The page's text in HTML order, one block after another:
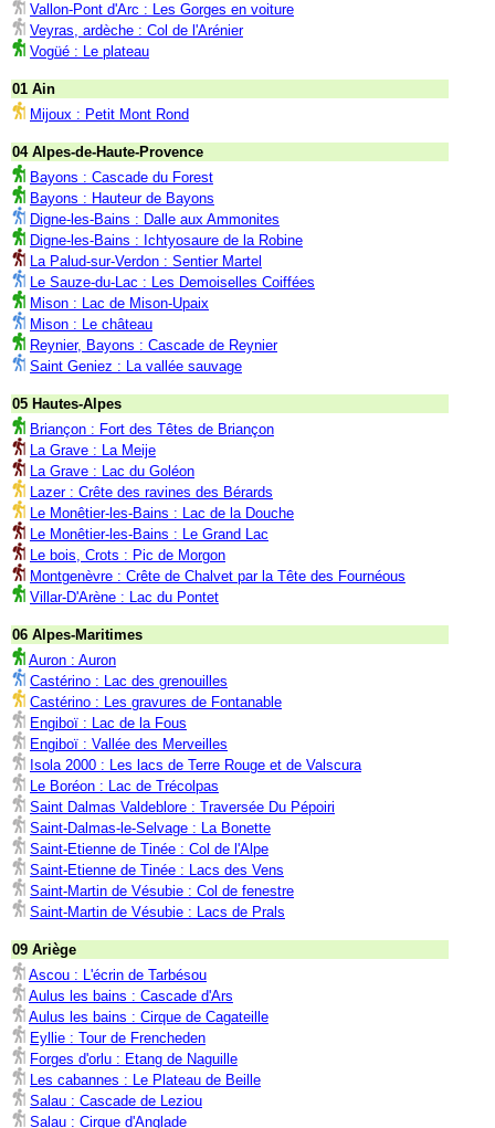
Vallon-Pont d'Arc : Les Gorges en voiture
Veyras, ardèche : Col de l'Arénier
Vogüé : Le plateau
01 Ain
Mijoux : Petit Mont Rond
04 Alpes-de-Haute-Provence
Bayons : Cascade du Forest
Bayons : Hauteur de Bayons
Digne-les-Bains : Dalle aux Ammonites
Digne-les-Bains : Ichtyosaure de la Robine
La Palud-sur-Verdon : Sentier Martel
Le Sauze-du-Lac : Les Demoiselles Coiffées
Mison : Lac de Mison-Upaix
Mison : Le château
Reynier, Bayons : Cascade de Reynier
Saint Geniez : La vallée sauvage
05 Hautes-Alpes
Briançon : Fort des Têtes de Briançon
La Grave : La Meije
La Grave : Lac du Goléon
Lazer : Crête des ravines des Bérards
Le Monêtier-les-Bains : Lac de la Douche
Le Monêtier-les-Bains : Le Grand Lac
Le bois, Crots : Pic de Morgon
Montgenèvre : Crête de Chalvet par la Tête des Fournéous
Villar-D'Arène : Lac du Pontet
06 Alpes-Maritimes
Auron : Auron
Castérino : Lac des grenouilles
Castérino : Les gravures de Fontanable
Engiboï : Lac de la Fous
Engiboï : Vallée des Merveilles
Isola 2000 : Les lacs de Terre Rouge et de Valscura
Le Boréon : Lac de Trécolpas
Saint Dalmas Valdeblore : Traversée Du Pépoiri
Saint-Dalmas-le-Selvage : La Bonette
Saint-Etienne de Tinée : Col de l'Alpe
Saint-Etienne de Tinée : Lacs des Vens
Saint-Martin de Vésubie : Col de fenestre
Saint-Martin de Vésubie : Lacs de Prals
09 Ariège
Ascou : L'écrin de Tarbésou
Aulus les bains : Cascade d'Ars
Aulus les bains : Cirque de Cagateille
Eyllie : Tour de Frencheden
Forges d'orlu : Etang de Naguille
Les cabannes : Le Plateau de Beille
Salau : Cascade de Leziou
Salau : Cirque d'Anglade